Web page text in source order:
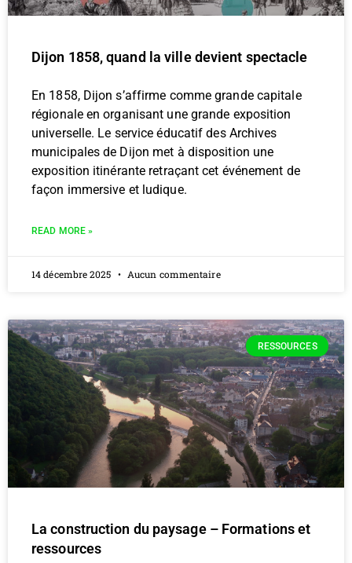
Dijon 1858, quand la ville devient spectacle
En 1858, Dijon s’affirme comme grande capitale
régionale en organisant une grande exposition
universelle. Le service éducatif des Archives
municipales de Dijon met à disposition une
exposition itinérante retraçant cet événement de
façon immersive et ludique.
READ MORE »
14 décembre 2025 Aucun commentaire
RESSOURCES
La construction du paysage – Formations et
ressources